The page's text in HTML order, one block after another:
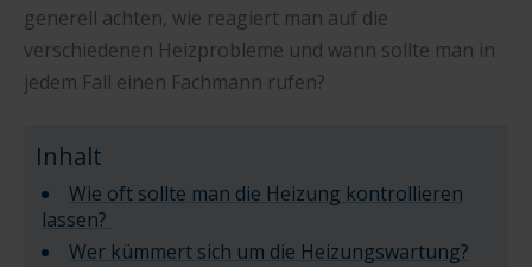
generell achten, wie reagiert man auf die
verschiedenen Heizprobleme und wann sollte man in
jedem Fall einen Fachmann rufen?
Inhalt
Wie oft sollte man die Heizung kontrollieren
lassen?
Wer kümmert sich um die Heizungswartung?